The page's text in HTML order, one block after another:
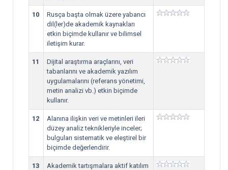
10
Rusça başta olmak üzere yabancı
dil(ler)de akademik kaynakları
etkin biçimde kullanır ve bilimsel
iletişim kurar.
11
Dijital araştırma araçlarını, veri
tabanlarını ve akademik yazılım
uygulamalarını (referans yönetimi,
metin analizi vb.) etkin biçimde
kullanır.
12
Alanına ilişkin veri ve metinleri ileri
düzey analiz teknikleriyle inceler;
bulguları sistematik ve eleştirel bir
biçimde değerlendirir.
13
Akademik tartışmalara aktif katılım